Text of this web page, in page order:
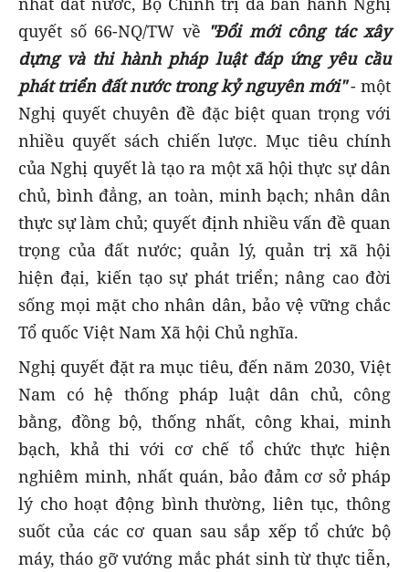
quyết số 66-NQ/TW về "Đổi mới công tác xây
dựng và thi hành pháp luật đáp ứng yêu cầu
phát triển đất nước trong kỷ nguyên mới"- một
Nghị quyết chuyên đề đặc biệt quan trọng với
nhiều quyết sách chiến lược. Mục tiêu chính
của Nghị quyết là tạo ra một xã hội thực sự dân
chủ, bình đẳng, an toàn, minh bạch; nhân dân
thực sự làm chủ; quyết định nhiều vấn đề quan
trọng của đất nước; quản lý, quản trị xã hội
hiện đại, kiến tạo sự phát triển; nâng cao đời
sống mọi mặt cho nhân dân, bảo vệ vững chắc
Tổ quốc Việt Nam Xã hội Chủ nghĩa.
Nghị quyết đặt ra mục tiêu, đến năm 2030, Việt
Nam có hệ thống pháp luật dân chủ, công
bằng, đồng bộ, thống nhất, công khai, minh
bạch, khả thi với cơ chế tổ chức thực hiện
nghiêm minh, nhất quán, bảo đảm cơ sở pháp
lý cho hoạt động bình thường, liên tục, thông
suốt của các cơ quan sau sắp xếp tổ chức bộ
máy, tháo gỡ vướng mắc phát sinh từ thực tiễn,